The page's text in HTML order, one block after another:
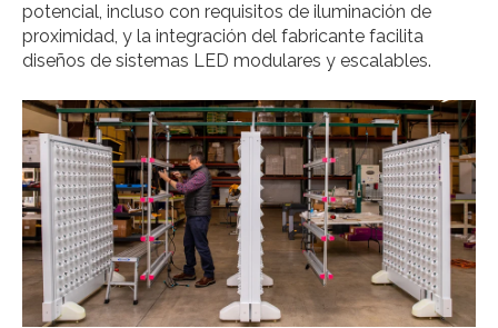
potencial, incluso con requisitos de iluminación de
proximidad, y la integración del fabricante facilita
diseños de sistemas LED modulares y escalables.